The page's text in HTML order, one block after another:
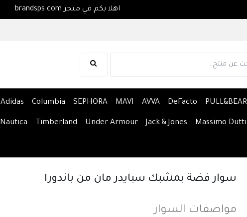
اهلا بكم في متجر brandsps.com
PULL&BEAR
DeFacto
AVVA
MAVI
SEPHORA
Columbia
Adidas
Massimo Dutti
Jack & Jones
Under Armour
Timberland
Nautica
سوار فضة بمشبك سبايدر مان من باندورا
مواصفات السوار